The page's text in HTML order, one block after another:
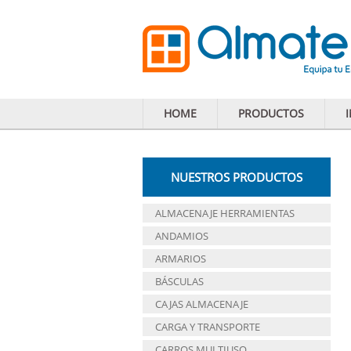
HOME PRODUCTOS
NUESTROS PRODUCTOS
ALMACENAJE HERRAMIENTAS
ANDAMIOS
ARMARIOS
BÁSCULAS
CAJAS ALMACENAJE
CARGA Y TRANSPORTE